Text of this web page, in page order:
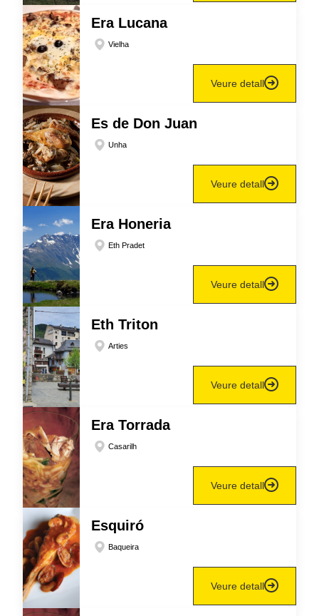
Era Lucana
Vielha
Veure detall
Es de Don Juan
Unha
Veure detall
Era Honeria
Eth Pradet
Veure detall
Eth Triton
Arties
Veure detall
Era Torrada
Casarilh
Veure detall
Esquiró
Baqueira
Veure detall